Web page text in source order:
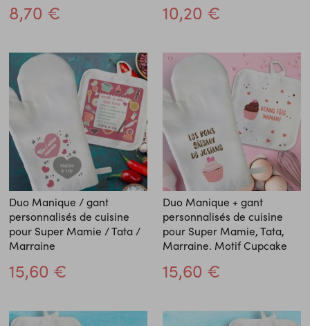
8,70 € 10,20 €
Duo Manique / gant
personnalisés de cuisine
pour Super Mamie / Tata /
Marraine
15,60 €
Duo Manique + gant
personnalisés de cuisine
pour Super Mamie, Tata,
Marraine. Motif Cupcake
15,60 €